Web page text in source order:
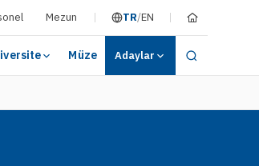
Mezun TR/EN
Müze Adaylar